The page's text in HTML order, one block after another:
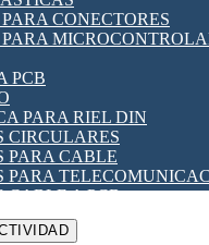
PARA PANEL
RELÉ
FIN DE CARRERA
ENERGÍA Y TC'S DE
A PASO
LÓGICO
DE HORARIO
CONECTORES
PCB
PARA RIEL DIN
CIRCULARES
PARA CABLE
PARA
CABLE A PCB
PCB A CABLE